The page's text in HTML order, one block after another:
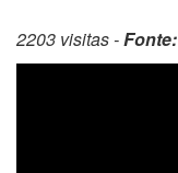
2203 visitas -Fonte: